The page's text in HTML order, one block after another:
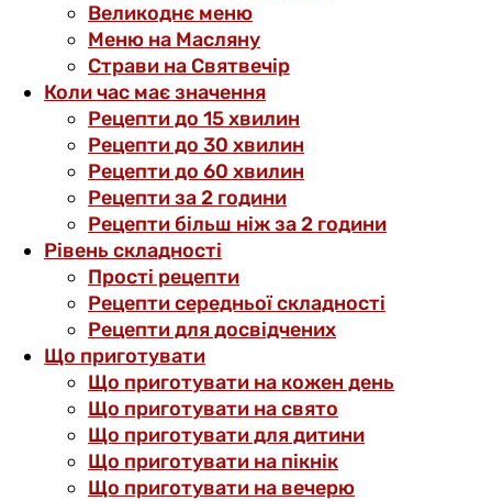
Великоднє меню
Меню на Масляну
Страви на Святвечір
Коли час має значення
Рецепти до 15 хвилин
Рецепти до 30 хвилин
Рецепти до 60 хвилин
Рецепти за 2 години
Рецепти більш ніж за 2 години
Рівень складності
Прості рецепти
Рецепти середньої складності
Рецепти для досвідчених
Що приготувати
Що приготувати на кожен день
Що приготувати на свято
Що приготувати для дитини
Що приготувати на пікнік
Що приготувати на вечерю